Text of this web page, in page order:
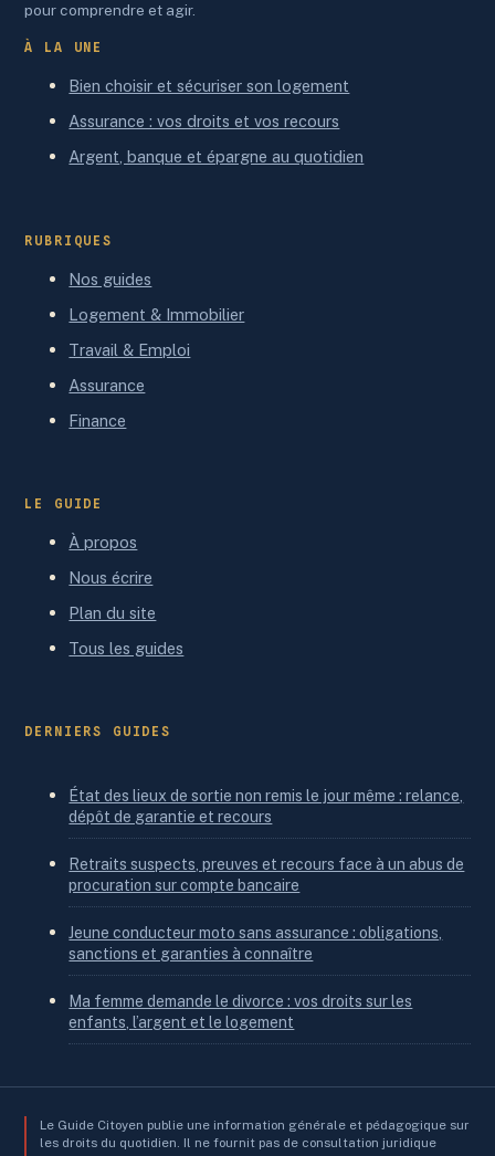
pour comprendre et agir.
À LA UNE
Bien choisir et sécuriser son logement
Assurance : vos droits et vos recours
Argent, banque et épargne au quotidien
RUBRIQUES
Nos guides
Logement & Immobilier
Travail & Emploi
Assurance
Finance
LE GUIDE
À propos
Nous écrire
Plan du site
Tous les guides
DERNIERS GUIDES
État des lieux de sortie non remis le jour même : relance,
dépôt de garantie et recours
Retraits suspects, preuves et recours face à un abus de
procuration sur compte bancaire
Jeune conducteur moto sans assurance : obligations,
sanctions et garanties à connaître
Ma femme demande le divorce : vos droits sur les
enfants, l’argent et le logement
Le Guide Citoyen publie une information générale et pédagogique sur
les droits du quotidien. Il ne fournit pas de consultation juridique